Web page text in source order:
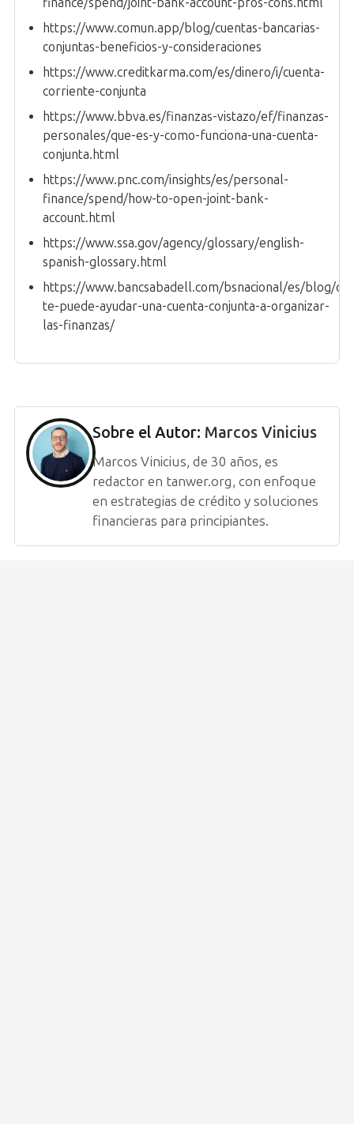
https://www.comun.app/blog/cuentas-bancarias-
conjuntas-beneficios-y-consideraciones
https://www.creditkarma.com/es/dinero/i/cuenta-
corriente-conjunta
https://www.bbva.es/finanzas-vistazo/ef/finanzas-
personales/que-es-y-como-funciona-una-cuenta-
conjunta.html
https://www.pnc.com/insights/es/personal-
finance/spend/how-to-open-joint-bank-
account.html
https://www.ssa.gov/agency/glossary/english-
spanish-glossary.html
https://www.bancsabadell.com/bsnacional/es/blog/
te-puede-ayudar-una-cuenta-conjunta-a-organizar-
las-finanzas/
Sobre el Autor: Marcos Vinicius
Marcos Vinicius, de 30 años, es
redactor en tanwer.org, con enfoque
en estrategias de crédito y soluciones
financieras para principiantes.